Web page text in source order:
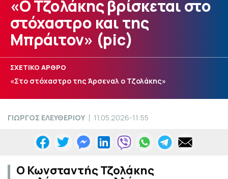
«Ο Τζολάκης βρίσκεται στο
στόχαστρο και της
Μπράιτον» (pic)
ΣΧΕΤΙΚΟ ΑΡΘΡΟ
«Στο στόχαστρο της Άρσεναλ ο Τζολάκης»
ΓΙΩΡΓΟΣ ΕΛΕΥΘΕΡΙΟΥ 11.05.2026-11:55
Ο Κωνσταντής Τζολάκης